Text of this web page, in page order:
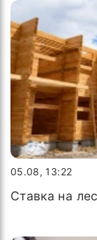
05.08, 13:22
Ставка на лес